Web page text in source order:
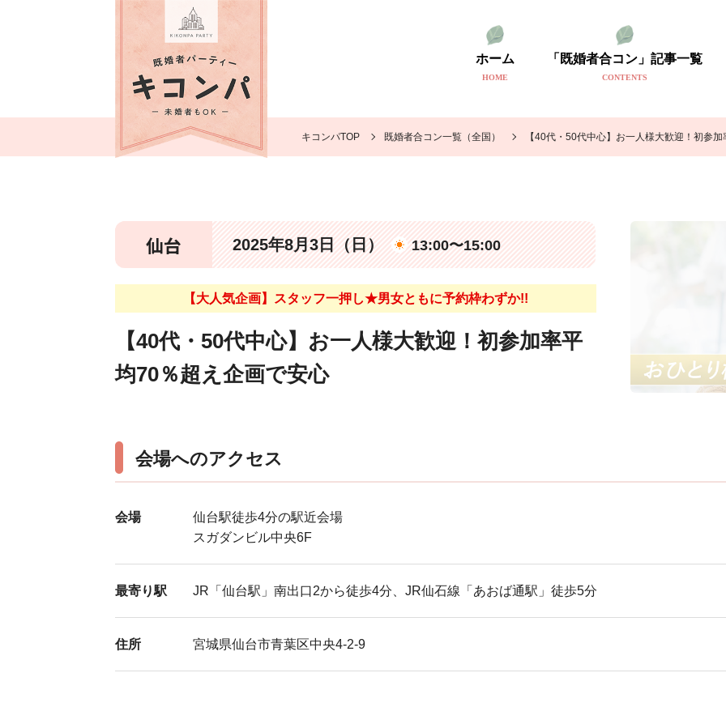
ホーム
HOME
「既婚者合コン」記事一覧
CONTENTS
キコンパTOP 既婚者合コン一覧（全国） 【40代・50代中心】お一人様大歓迎！初参
仙台 2025年8月3日（日） 13:00〜15:00
【大人気企画】スタッフ一押し★男女ともに予約枠わずか!!
【40代・50代中心】お一人様大歓迎！初参加率平
均70％超え企画で安心
会場へのアクセス
会場
仙台駅徒歩4分の駅近会場
スガダンビル中央6F
最寄り駅 JR「仙台駅」南出口2から徒歩4分、JR仙石線「あおば通駅」徒歩5分
住所 宮城県仙台市青葉区中央4-2-9